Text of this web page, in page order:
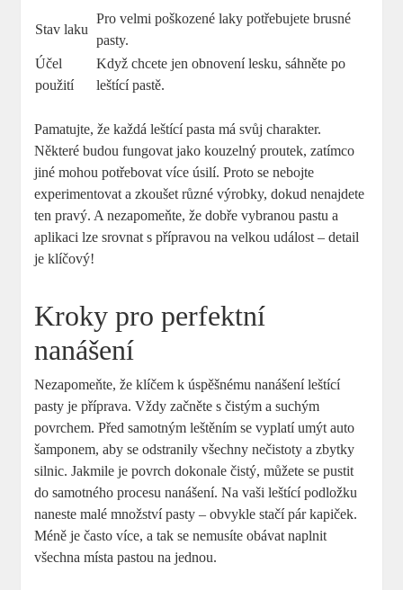
Stav laku
Pro velmi poškozené laky potřebujete brusné
pasty.
Účel
použití
Když chcete jen obnovení lesku, sáhněte po
leštící pastě.
Pamatujte, že každá leštící pasta má svůj charakter.
Některé budou fungovat jako kouzelný proutek, zatímco
jiné mohou potřebovat více úsilí. Proto se nebojte
experimentovat a zkoušet různé výrobky, dokud nenajdete
ten pravý. A nezapomeňte, že dobře vybranou pastu a
aplikaci lze srovnat s přípravou na velkou událost – detail
je klíčový!
Kroky pro perfektní
nanášení
Nezapomeňte, že klíčem k úspěšnému nanášení leštící
pasty je příprava. Vždy začněte s čistým a suchým
povrchem. Před samotným leštěním se vyplatí umýt auto
šamponem, aby se odstranily všechny nečistoty a zbytky
silnic. Jakmile je povrch dokonale čistý, můžete se pustit
do samotného procesu nanášení. Na vaši leštící podložku
naneste malé množství pasty – obvykle stačí pár kapiček.
Méně je často více, a tak se nemusíte obávat naplnit
všechna místa pastou na jednou.